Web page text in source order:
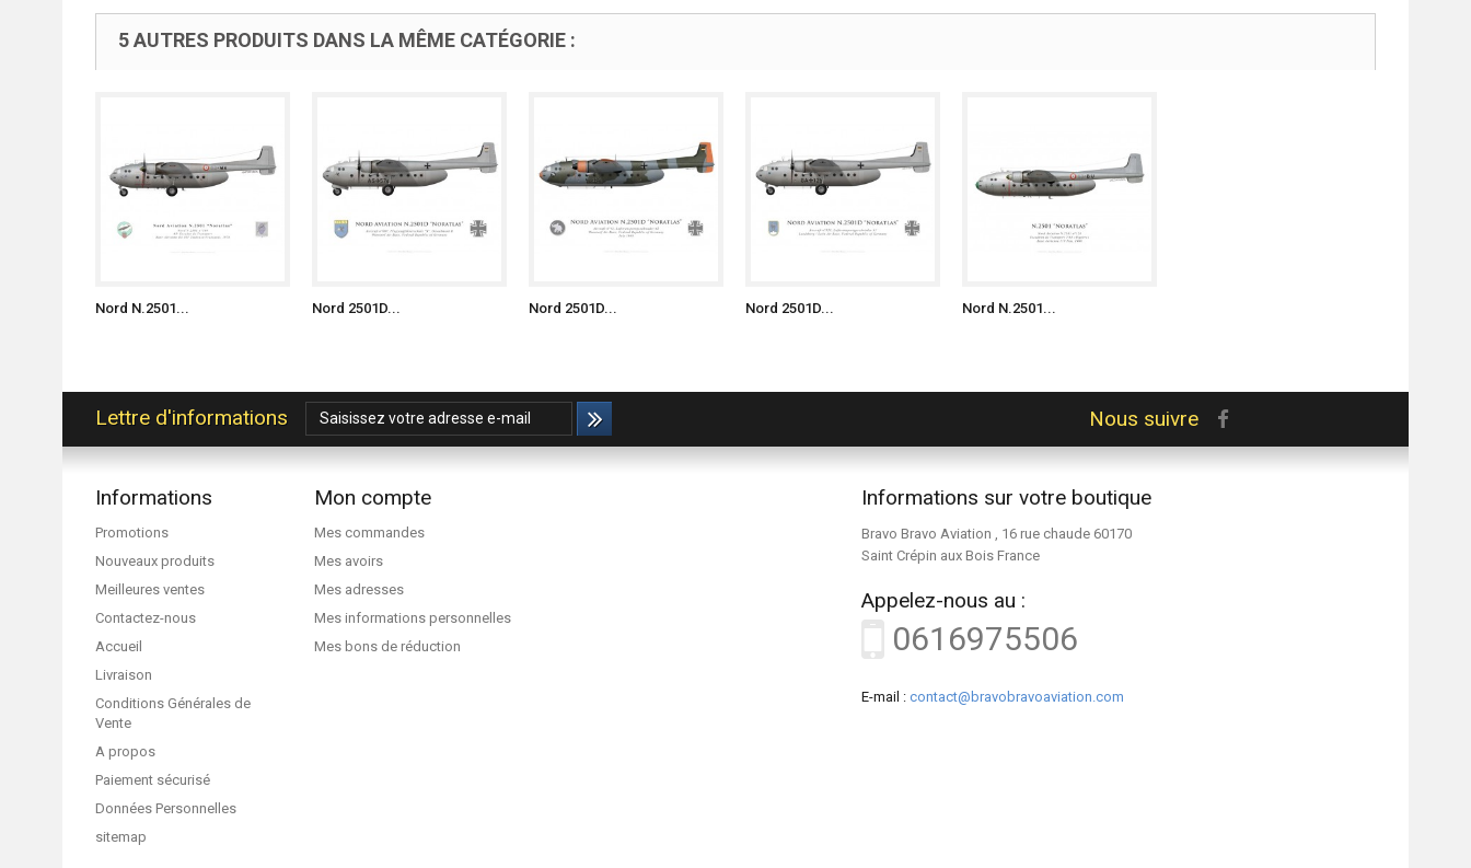
5 AUTRES PRODUITS DANS LA MÊME CATÉGORIE :
Nord N.2501... Nord 2501D... Nord 2501D... Nord 2501D... Nord N.2501...
Lettre d'informations Nous suivre
Informations
Promotions
Nouveaux produits
Meilleures ventes
Contactez-nous
Accueil
Livraison
Conditions Générales de
Vente
A propos
Paiement sécurisé
Données Personnelles
sitemap
Mon compte
Mes commandes
Mes avoirs
Mes adresses
Mes informations personnelles
Mes bons de réduction
Informations sur votre boutique
Bravo Bravo Aviation , 16 rue chaude 60170
Saint Crépin aux Bois France
Appelez-nous au :
0616975506
E-mail : contact@bravobravoaviation.com